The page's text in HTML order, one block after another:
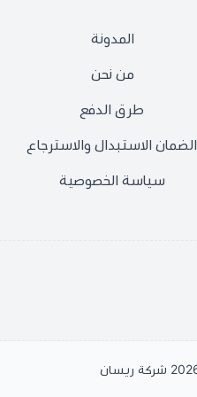
المدونة
من نحن
طرق الدفع
الضمان الاستبدال والاسترجاع
سياسة الخصوصية
شركة ريسان